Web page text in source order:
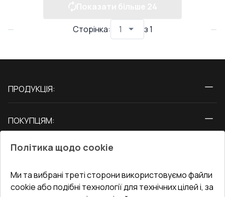
Сторінка: з1
ПРОДУКЦІЯ:
Двері
ПОКУПЦЯМ:
Блог
Адреса гіпермаркета
СЕРВІС ТА ОБЛУГОВУВАННЯ:
Доставка і Оплата
Гарантія та Сервіс
КОНТАКТИ
Політика щодо cookie
Ми та вибрані треті сторони використовуємо файли
cookie або подібні технології для технічних цілей і, за